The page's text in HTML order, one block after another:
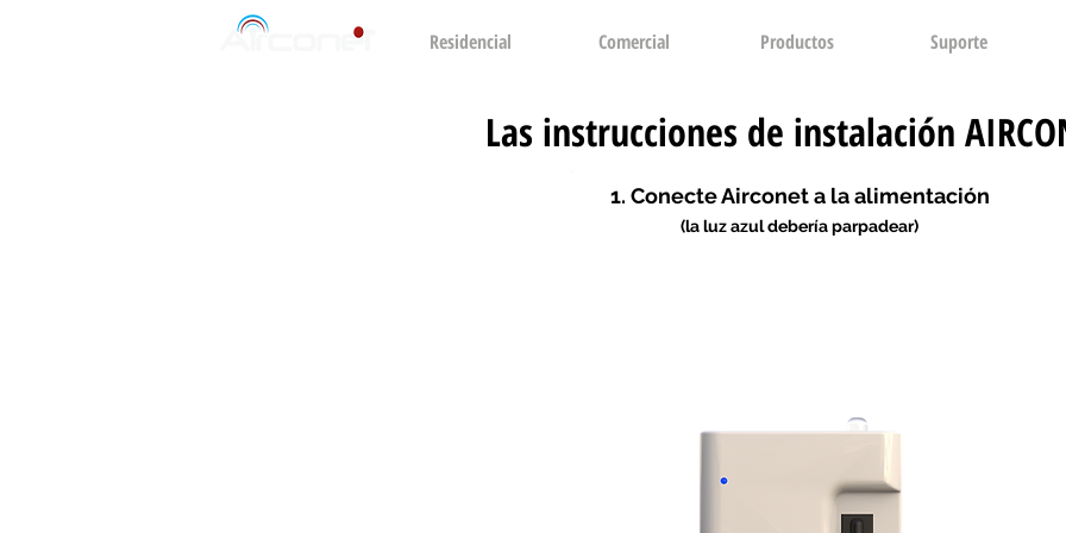
Residencial Comercial Productos Suporte
Las instrucciones de instalación
1. Conecte Airconet a la alimentación
(la luz azul debería parpadear)